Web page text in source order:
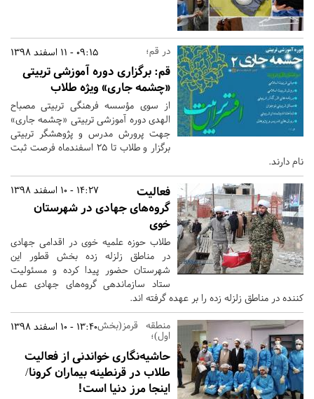
09:15 - 11 اسفند 1398 در قم؛
قم: برگزاری دوره آموزشی تربیتی
«چشمه جاری» ویژه طلاب
از سوی مؤسسه فرهنگی تربیتی مصباح
الهدی دوره آموزشی تربیتی «چشمه جاری»
جهت پرورش مدرس و پژوهشگر تربیتی
برگزار و طلاب تا 25 اسفندماه فرصت ثبت
نام دارند.
14:27 - 10 اسفند 1398
فعالیت
گروه‌های جهادی در شهرستان
خوی
طلاب حوزه علمیه خوی در اقدامی جهادی
در مناطق زلزله زده بخش قطور این
شهرستان حضور پیدا کرده و مسئولیت
ستاد سازماندهی گروه‌های جهادی عمل
کننده در مناطق زلزله زده را بر عهده گرفته اند.
13:40 - 10 اسفند 1398منطقه قرمز(بخش
اول)؛
حاشیه‌نگاری خواندنی از فعالیت
طلاب در قرنطینه بیماران کرونا/
اینجا مرز دنیا است!